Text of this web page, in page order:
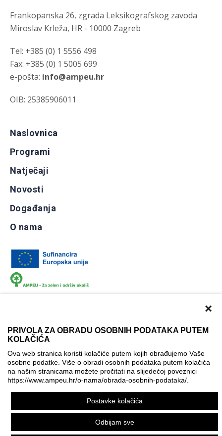
×
PRIVOLA ZA OBRADU OSOBNIH PODATAKA PUTEM
KOLAČIĆA
Ova web stranica koristi kolačiće putem kojih obrađujemo Vaše
osobne podatke. Više o obradi osobnih podataka putem kolačića
na našim stranicama možete pročitati na slijedećoj poveznici
https://www.ampeu.hr/o-nama/obrada-osobnih-podataka/
Postavke kolačića
Odbijam sve
Frankopanska 26, zgrada Leksikografskog zavoda
Miroslav Krleža, HR - 10000 Zagreb
Tel: +385 (0) 1 5556 498
Fax: +385 (0) 1 5005 699
e-pošta: info@ampeu.hr
OIB: 25385906011
Naslovnica
Programi
Natječaji
Novosti
Događanja
O nama
Izjava o pristupačnosti
Politika korištenja kolačića
Postavke kolačića
Ova mrežna stranica je ostvarena uz financijsku potporu
Europske komisije. Ona izražava isključivo stajalište autora
mrežne stranice i Komisija se ne može smatrati odgovornom